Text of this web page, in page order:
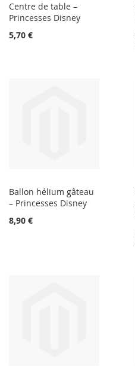
Centre de table –
Princesses Disney
5,70 €
Ballon hélium gâteau
– Princesses Disney
8,90 €